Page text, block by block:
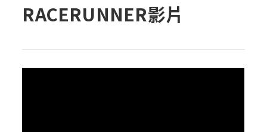
RACERUNNER影片